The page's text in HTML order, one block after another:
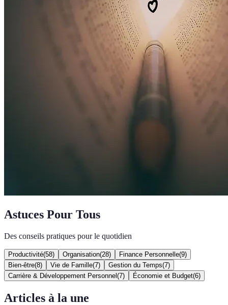
Astuces Pour Tous
Des conseils pratiques pour le quotidien
Productivité(58) Organisation(28) Finance Personnelle(9)
Bien-être(8) Vie de Famille(7) Gestion du Temps(7)
Carrière & Développement Personnel (7) Économie et Budget(6)
Articles à la une